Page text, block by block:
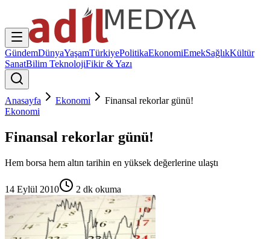
GündemDünyaYaşamTürkiyePolitikaEkonomiEmekSağlıkKültür
SanatBilim TeknolojiFikir & Yazı
Anasayfa Ekonomi
Finansal rekorlar günü!
Ekonomi
Finansal rekorlar günü!
Hem borsa hem altın tarihin en yüksek değerlerine ulaştı
14 Eylül 2010 2 dk okuma